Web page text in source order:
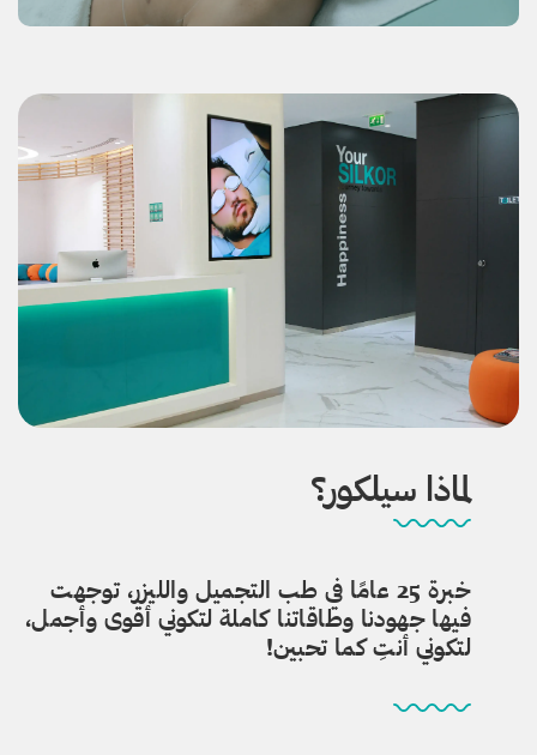
لماذا سيلكور؟
خبرة 25 عامًا في طب التجميل والليزر، توجهت
فيها جهودنا وطاقاتنا كاملة لتكوني أقوى وأجمل،
لتكوني أنتِ كما تحبين!